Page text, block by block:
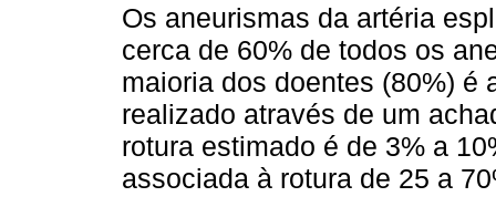
Os aneurismas da artéria
cerca de 60% de todos os
maioria dos doentes (80%) é
realizado através de um
rotura estimado é de 3% a
associada à rotura de 25 a